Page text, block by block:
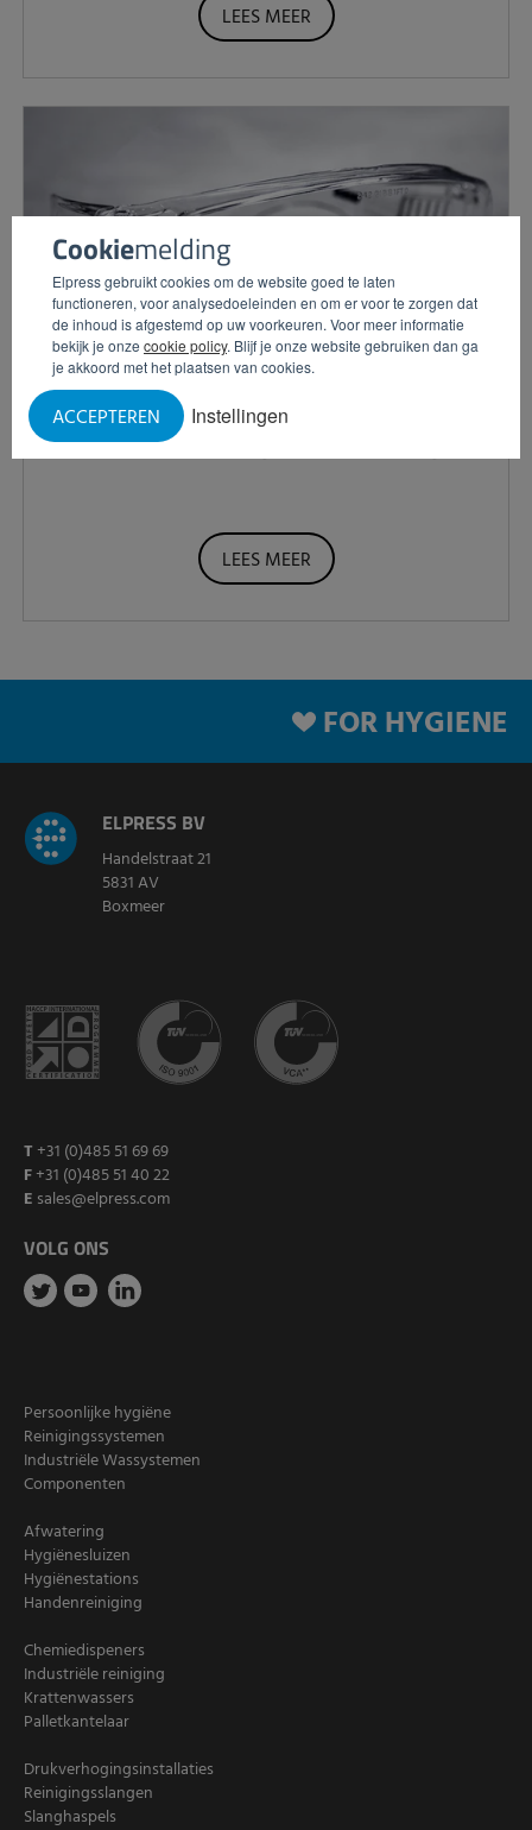
Cookiemelding
Elpress gebruikt cookies om de website goed te laten
functioneren, voor analysedoeleinden en om er voor te zorgen dat
de inhoud is afgestemd op uw voorkeuren. Voor meer informatie
bekijk je onze cookie policy. Blijf je onze website gebruiken dan ga
je akkoord met het plaatsen van cookies.
Instellingen
ACCEPTEREN
LEES MEER
Chemie- en veiligheidstraining
LEES MEER
FOR HYGIENE
ELPRESS BV
Handelstraat 21
5831 AV
Boxmeer
T +31 (0)485 51 69 69
F+31 (0)485 51 40 22
E sales@elpress.com
VOLG ONS
Persoonlijke hygiëne
Reinigingssystemen
Industriële Wassystemen
Componenten
Afwatering
Hygiënesluizen
Hygiënestations
Handenreiniging
Chemiedispeners
Industriële reiniging
Krattenwassers
Palletkantelaar
Drukverhogingsinstallaties
Reinigingsslangen
Slanghaspels